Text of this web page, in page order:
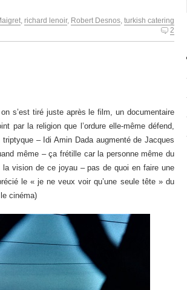
, richard lenoir, Robert Desnos, turkish catering
2
s’est tiré juste après le film, un documentaire
par la religion que l’ordure elle-même défend,
– Idi Amin Dada augmenté de Jacques
même – ça frétille car la personne même du
vision de ce joyau – pas de quoi en faire une
le « je ne veux voir qu’une seule tête » du
cinéma)